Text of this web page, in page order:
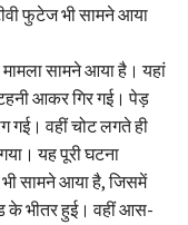
फुटेज भी सामने आया
सामने आया है। यहां
आकर गिर गई। पेड़
गई। वहीं चोट लगते ही
यह पूरी घटना
भी सामने आया है, जिसमें
के भीतर हुई। वहीं आस-